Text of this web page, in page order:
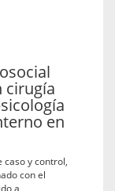
cirugía
en
y control,
con el
a